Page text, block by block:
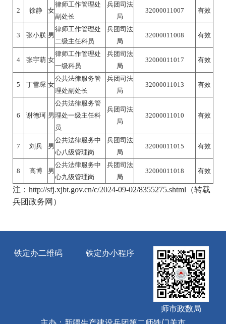
2 徐静 女
律师工作管理处
副处长
兵团司法
局
32000011007 有效
3 张小朕 男
律师工作管理处
二级主任科员
兵团司法
局
32000011008 有效
4 张宇萌 女
律师工作管理处
一级科员
兵团司法
局
32000011017 有效
5 丁雪琛 女
公共法律服务管
理处副处长
兵团司法
局
32000011013 有效
6 谢德珂 男
公共法律服务管
理处一级主任科
员
兵团司法
局
32000011010 有效
7 刘兵 男
公共法律服务中
心八级管理岗
兵团司法
局
32000011015 有效
8 高博 男
公共法律服务中
心九级管理岗
兵团司法
局
32000011018 有效
注：http://sfj.xjbt.gov.cn/c/2024-09-02/8355275.shtml（转载
兵团政务网）
铁定办二维码 铁定办小程序
师市政数局